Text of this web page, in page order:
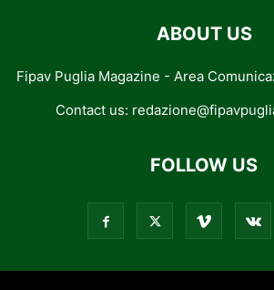
ABOUT US
Fipav Puglia Magazine - Area
Contact us:
FOLLOW US